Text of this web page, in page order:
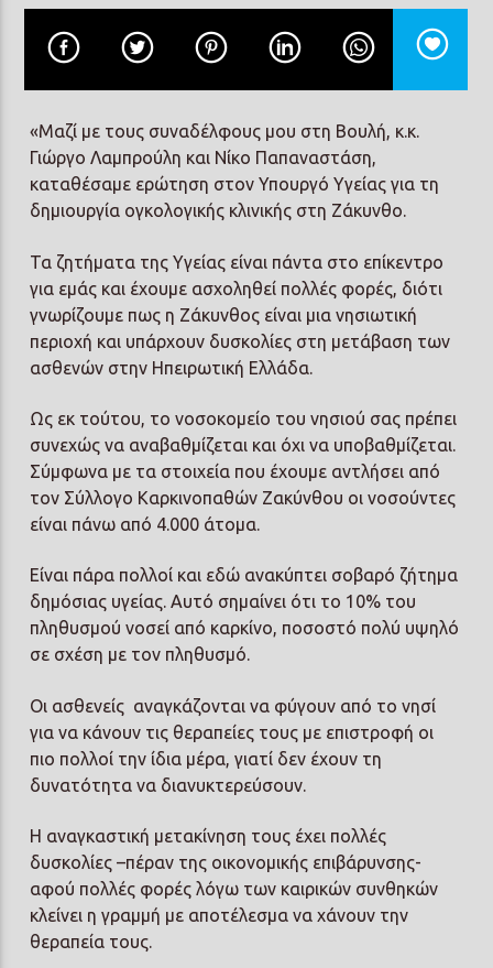
«Μαζί με τους συναδέλφους μου στη Βουλή, κ.κ.
Γιώργο Λαμπρούλη και Νίκο Παπαναστάση,
καταθέσαμε ερώτηση στον Υπουργό Υγείας για τη
δημιουργία ογκολογικής κλινικής στη Ζάκυνθο.
Τα ζητήματα της Υγείας είναι πάντα στο επίκεντρο
για εμάς και έχουμε ασχοληθεί πολλές φορές, διότι
γνωρίζουμε πως η Ζάκυνθος είναι μια νησιωτική
περιοχή και υπάρχουν δυσκολίες στη μετάβαση των
ασθενών στην Ηπειρωτική Ελλάδα.
Ως εκ τούτου, το νοσοκομείο του νησιού σας πρέπει
συνεχώς να αναβαθμίζεται και όχι να υποβαθμίζεται.
Σύμφωνα με τα στοιχεία που έχουμε αντλήσει από
τον Σύλλογο Καρκινοπαθών Ζακύνθου οι νοσούντες
είναι πάνω από 4.000 άτομα.
Είναι πάρα πολλοί και εδώ ανακύπτει σοβαρό ζήτημα
δημόσιας υγείας. Αυτό σημαίνει ότι το 10% του
πληθυσμού νοσεί από καρκίνο, ποσοστό πολύ υψηλό
σε σχέση με τον πληθυσμό.
Οι ασθενείς αναγκάζονται να φύγουν από το νησί
για να κάνουν τις θεραπείες τους με επιστροφή οι
πιο πολλοί την ίδια μέρα, γιατί δεν έχουν τη
δυνατότητα να διανυκτερεύσουν.
Η αναγκαστική μετακίνηση τους έχει πολλές
δυσκολίες –πέραν της οικονομικής επιβάρυνσης-
αφού πολλές φορές λόγω των καιρικών συνθηκών
κλείνει η γραμμή με αποτέλεσμα να χάνουν την
θεραπεία τους.